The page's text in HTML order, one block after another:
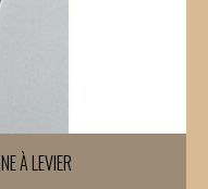
À LEVIER